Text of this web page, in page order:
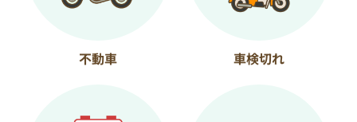
不動車 車検切れ